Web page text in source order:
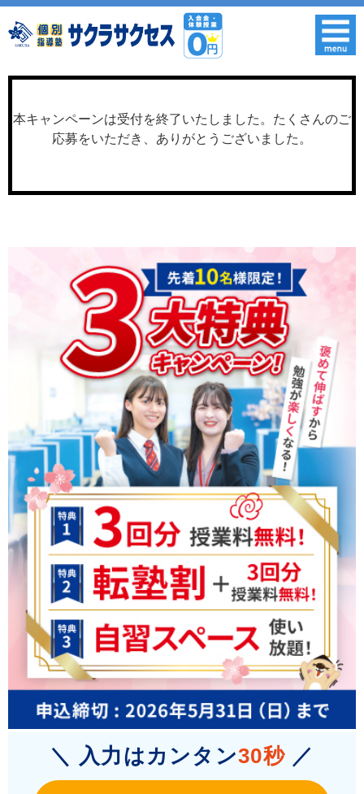
本キャンペーンは受付を終了いたしました。たくさんのご
応募をいただき、ありがとうございました。
＼ 入力はカンタン30秒 ／